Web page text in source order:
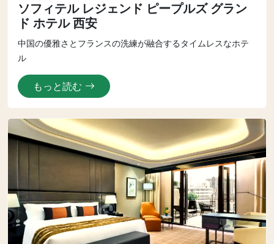
ソフィテル レジェンド ピープルズ グラン
ド ホテル 西安
中国の優雅さとフランスの洗練が融合するタイムレスなホテ
ル
もっと読む